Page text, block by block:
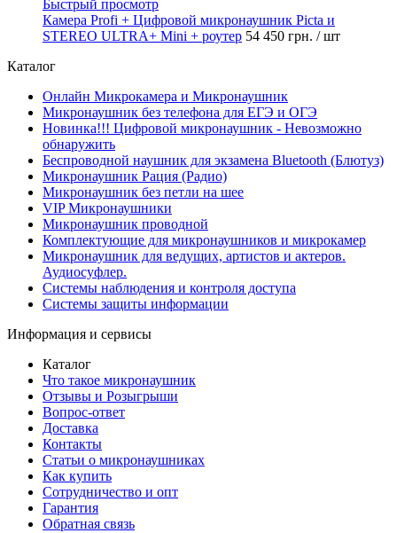
Быстрый просмотр
Камера Profi + Цифровой микронаушник Piсta и
STEREO ULTRA+ Mini + роутер 54 450 грн. / шт
Каталог
Онлайн Микрокамера и Микронаушник
Микронаушник без телефона для ЕГЭ и ОГЭ
Новинка!!! Цифровой микронаушник - Невозможно
обнаружить
Беспроводной наушник для экзамена Bluetooth (Блютуз)
Микронаушник Рация (Радио)
Микронаушник без петли на шее
VIP Микронаушники
Микронаушник проводной
Комплектующие для микронаушников и микрокамер
Микронаушник для ведущих, артистов и актеров.
Аудиосуфлер.
Системы наблюдения и контроля доступа
Системы защиты информации
Информация и сервисы
Каталог
Что такое микронаушник
Отзывы и Розыгрыши
Вопрос-ответ
Доставка
Контакты
Статьи о микронаушниках
Как купить
Сотрудничество и опт
Гарантия
Обратная связь